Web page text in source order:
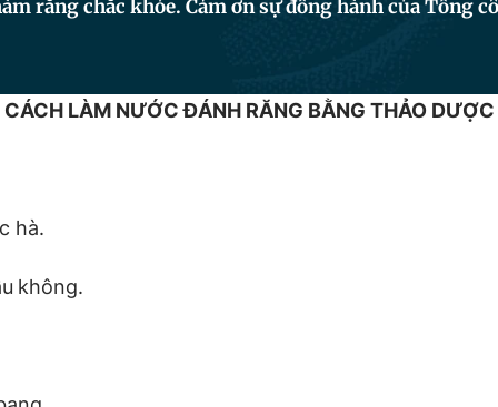
răng chắc khỏe. Cảm ơn sự đồng hành của Tổng
CÁCH LÀM NƯỚC ĐÁNH RĂNG BẰNG THẢO DƯỢC
hà.
không.